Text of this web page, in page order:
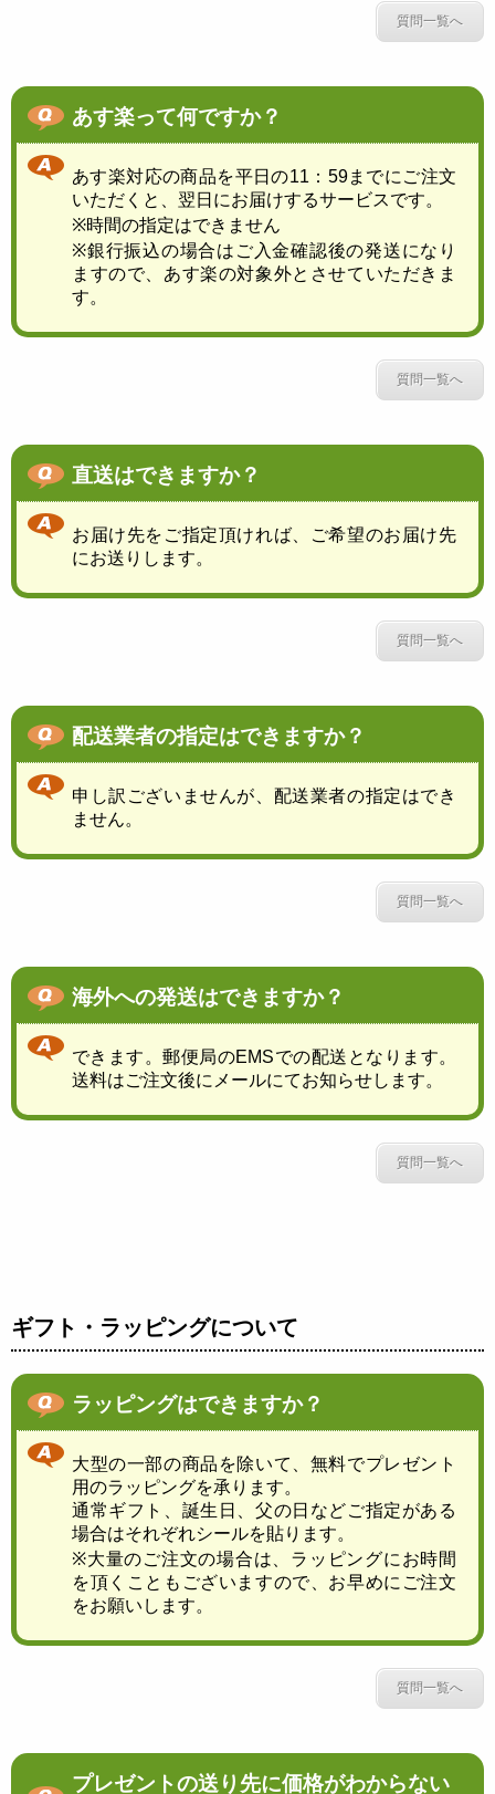
質問一覧へ
あす楽って何ですか？
あす楽対応の商品を平日の11：59までにご注文
いただくと、翌日にお届けするサービスです。
※時間の指定はできません
※銀行振込の場合はご入金確認後の発送になり
ますので、あす楽の対象外とさせていただきま
す。
質問一覧へ
直送はできますか？
お届け先をご指定頂ければ、ご希望のお届け先
にお送りします。
質問一覧へ
配送業者の指定はできますか？
申し訳ございませんが、配送業者の指定はでき
ません。
質問一覧へ
海外への発送はできますか？
できます。郵便局のEMSでの配送となります。
送料はご注文後にメールにてお知らせします。
質問一覧へ
ギフト・ラッピングについて
ラッピングはできますか？
大型の一部の商品を除いて、無料でプレゼント
用のラッピングを承ります。
通常ギフト、誕生日、父の日などご指定がある
場合はそれぞれシールを貼ります。
※大量のご注文の場合は、ラッピングにお時間
を頂くこともございますので、お早めにご注文
をお願いします。
質問一覧へ
プレゼントの送り先に価格がわからない